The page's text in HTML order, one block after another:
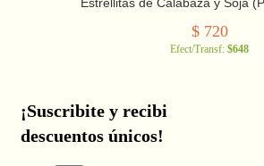
Estrellitas de Calabaza y Soja
$720
Efect/Transf: $648
¡Suscribite y recibi
descuentos únicos!